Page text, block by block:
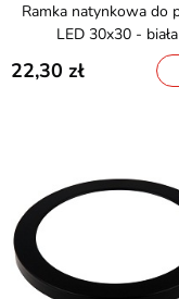
Ramka natynkowa do paneli
LED 30x30 - biała
22,30